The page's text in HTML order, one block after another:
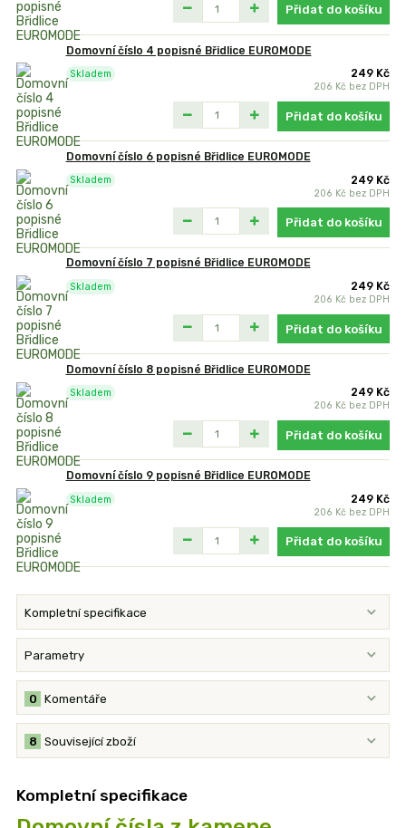
Přidat do košíku
Domovní číslo 4 popisné Břidlice EUROMODE
249 Kč
206 Kč bez DPH
Skladem
Přidat do košíku
Domovní číslo 6 popisné Břidlice EUROMODE
249 Kč
206 Kč bez DPH
Skladem
Přidat do košíku
Domovní číslo 7 popisné Břidlice EUROMODE
249 Kč
206 Kč bez DPH
Skladem
Přidat do košíku
Domovní číslo 8 popisné Břidlice EUROMODE
249 Kč
206 Kč bez DPH
Skladem
Přidat do košíku
Domovní číslo 9 popisné Břidlice EUROMODE
249 Kč
206 Kč bez DPH
Skladem
Přidat do košíku
Kompletní specifikace
Parametry
Komentáře
0
Související zboží
8
Kompletní specifikace